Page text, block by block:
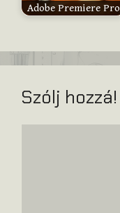
Adobe Premiere Pro
Szólj hozzá!